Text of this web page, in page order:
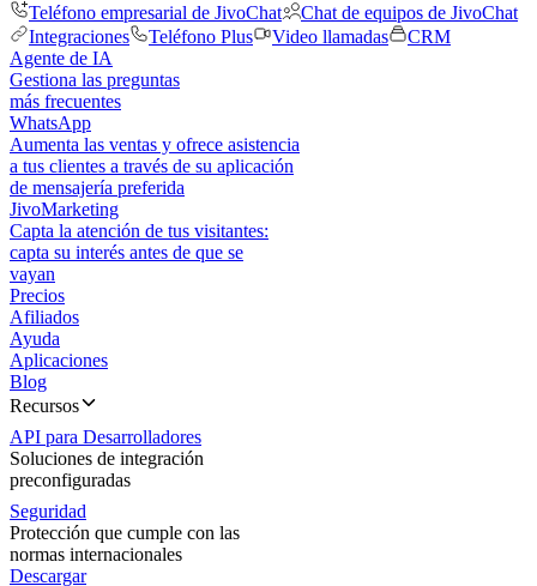
Teléfono empresarial de JivoChat
Chat de equipos de JivoChat
Integraciones
Teléfono Plus Video llamadas
CRM
Agente de IA
Gestiona las preguntas
más frecuentes
WhatsApp
Aumenta las ventas y ofrece asistencia
a tus clientes a través de su aplicación
de mensajería preferida
JivoMarketing
Capta la atención de tus visitantes:
capta su interés antes de que se
vayan
Precios
Afiliados
Ayuda
Aplicaciones
Blog
Recursos
API para Desarrolladores
Soluciones de integración
preconfiguradas
Seguridad
Protección que cumple con las
normas internacionales
Descargar